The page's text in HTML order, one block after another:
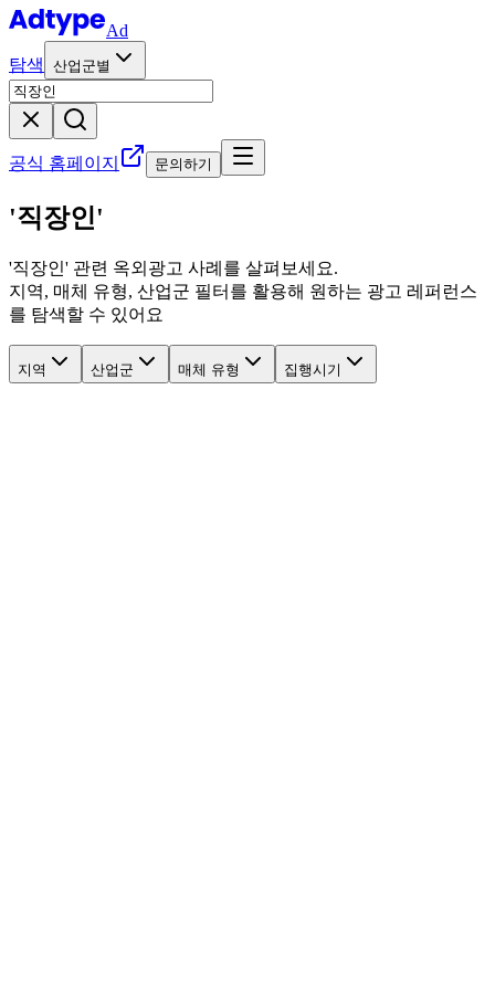
Ad
탐색
산업군별
공식 홈페이지 문의하기
'직장인'
'직장인' 관련 옥외광고 사례를 살펴보세요.
지역, 매체 유형, 산업군 필터를 활용해 원하는 광고 레퍼런스
를 탐색할 수 있어요
지역 산업군 매체 유형 집행시기